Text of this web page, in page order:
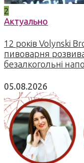
2
Актуально
12 років Volynski
пивоварня
безалкогольні
05.08.2026